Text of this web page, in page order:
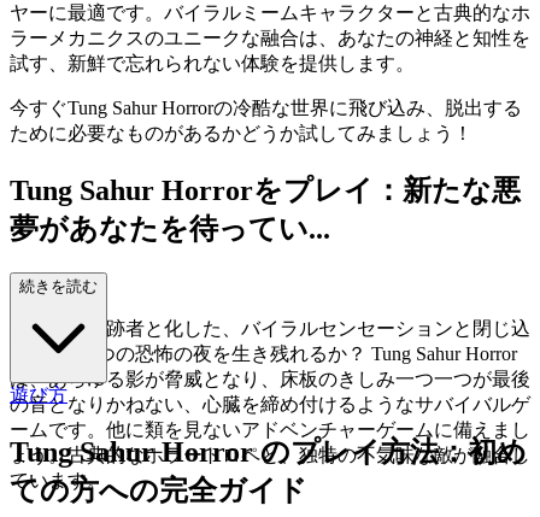
ヤーに最適です。バイラルミームキャラクターと古典的なホ
ラーメカニクスのユニークな融合は、あなたの神経と知性を
試す、新鮮で忘れられない体験を提供します。
今すぐTung Sahur Horrorの冷酷な世界に飛び込み、脱出する
ために必要なものがあるかどうか試してみましょう！
Tung Sahur Horrorをプレイ：新たな悪
夢があなたを待ってい...
ます！
恐ろしい追跡者と化した、バイラルセンセーションと閉じ込
められた5つの恐怖の夜を生き残れるか？ Tung Sahur Horror
は、あらゆる影が脅威となり、床板のきしみ一つ一つが最後
の音となりかねない、心臓を締め付けるようなサバイバルゲ
ームです。他に類を見ないアドベンチャーゲームに備えまし
ょう。古典的なホラートロペと、独特の不気味な敵が融合し
ています。
続きを読む
遊び方
Tung Sahur Horror のプレイ方法：初め
ての方への完全ガイド